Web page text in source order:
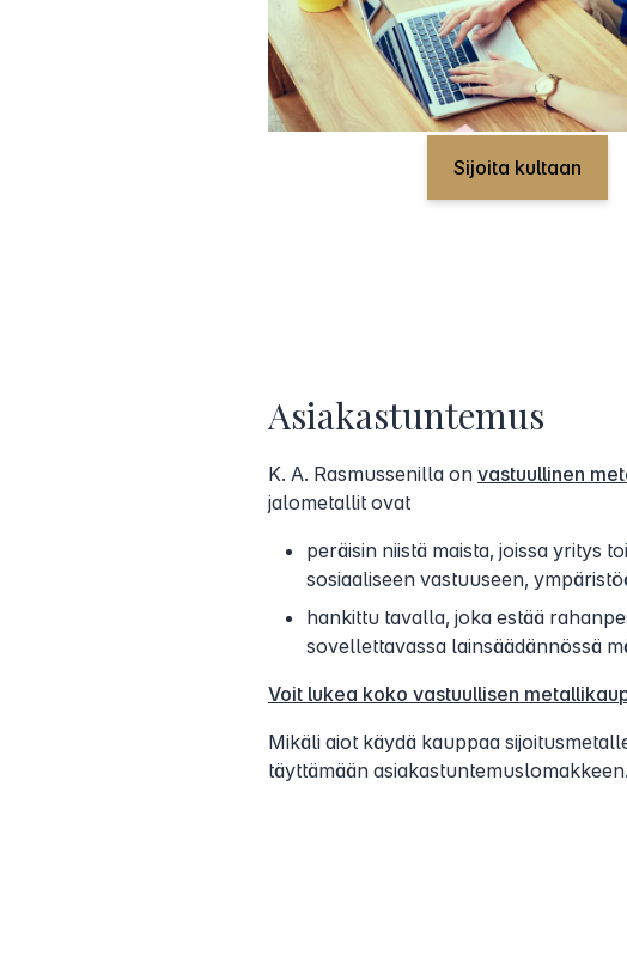
Sijoita kultaan
Asiakastuntemus
K. A. Rasmussenilla on vastuullinen
jalometallit ovat
peräisin niistä maista, joissa yritys
sosiaaliseen vastuuseen,
hankittu tavalla, joka estää
sovellettavassa lainsäädännössä
Voit lukea koko vastuullisen
Mikäli aiot käydä kauppaa
täyttämään asiakastuntemuslomakkeen.